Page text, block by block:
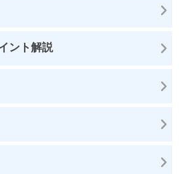
ント解説